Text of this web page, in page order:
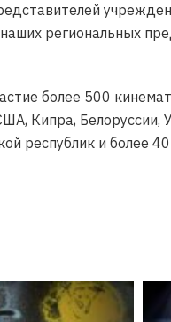
региональных
более 500
Кипра, Белоруссии,
республик и более